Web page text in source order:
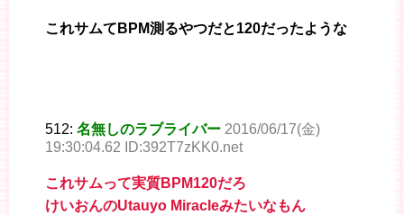
これサムてBPM測るやつだと120だったような
512: 名無しのラブライバー 2016/06/17(金)
19:30:04.62 ID:392T7zKK0.net
これサムって実質BPM120だろ
けいおんのUtauyo Miracleみたいなもん